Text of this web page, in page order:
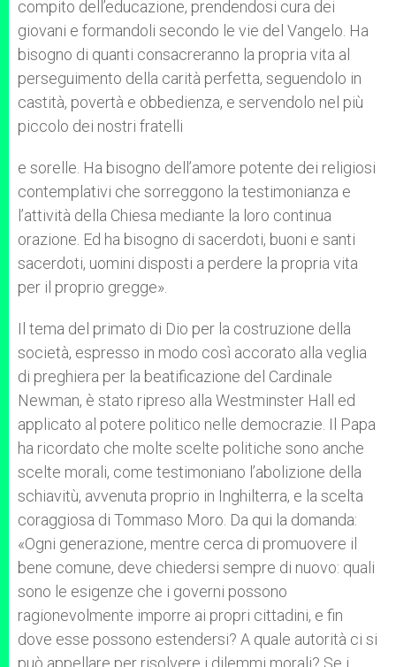
compito dell’educazione, prendendosi cura dei
giovani e formandoli secondo le vie del Vangelo. Ha
bisogno di quanti consacreranno la propria vita al
perseguimento della carità perfetta, seguendolo in
castità, povertà e obbedienza, e servendolo nel più
piccolo dei nostri fratelli
e sorelle. Ha bisogno dell’amore potente dei religiosi
contemplativi che sorreggono la testimonianza e
l’attività della Chiesa mediante la loro continua
orazione. Ed ha bisogno di sacerdoti, buoni e santi
sacerdoti, uomini disposti a perdere la propria vita
per il proprio gregge».
Il tema del primato di Dio per la costruzione della
società, espresso in modo così accorato alla veglia
di preghiera per la beatificazione del Cardinale
Newman, è stato ripreso alla Westminster Hall ed
applicato al potere politico nelle democrazie. Il Papa
ha ricordato che molte scelte politiche sono anche
scelte morali, come testimoniano l’abolizione della
schiavitù, avvenuta proprio in Inghilterra, e la scelta
coraggiosa di Tommaso Moro. Da qui la domanda:
«Ogni generazione, mentre cerca di promuovere il
bene comune, deve chiedersi sempre di nuovo: quali
sono le esigenze che i governi possono
ragionevolmente imporre ai propri cittadini, e fin
dove esse possono estendersi? A quale autorità ci si
può appellare per risolvere i dilemmi morali? Se i